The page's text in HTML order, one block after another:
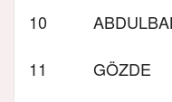
10
11
GÖZDE